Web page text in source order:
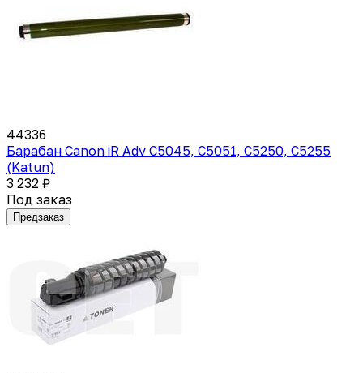
44336
Барабан Canon iR Adv C5045, C5051, C5250, C5255
(Katun)
3 232 ₽
Под заказ
Предзаказ